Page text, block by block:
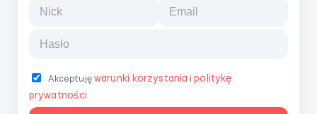
Akceptujęwarunki korzystania i politykę
prywatności